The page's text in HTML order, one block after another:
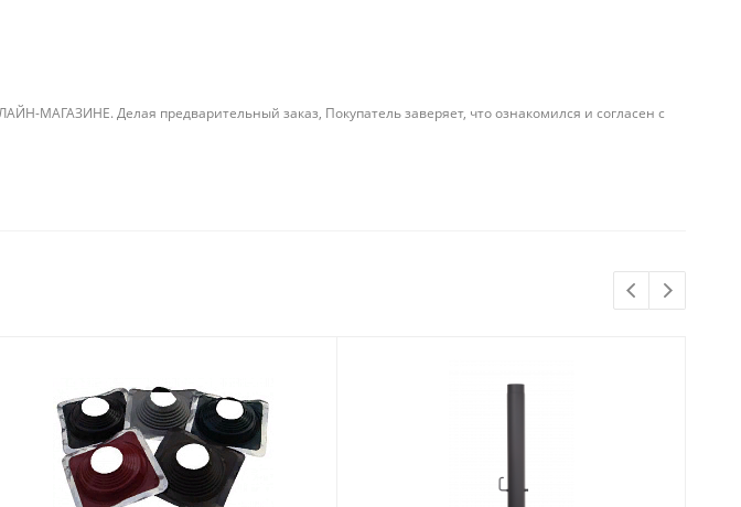
МАГАЗИНЕ. Делая предварительный заказ, Покупатель заверяет, что ознакомился и согласен с